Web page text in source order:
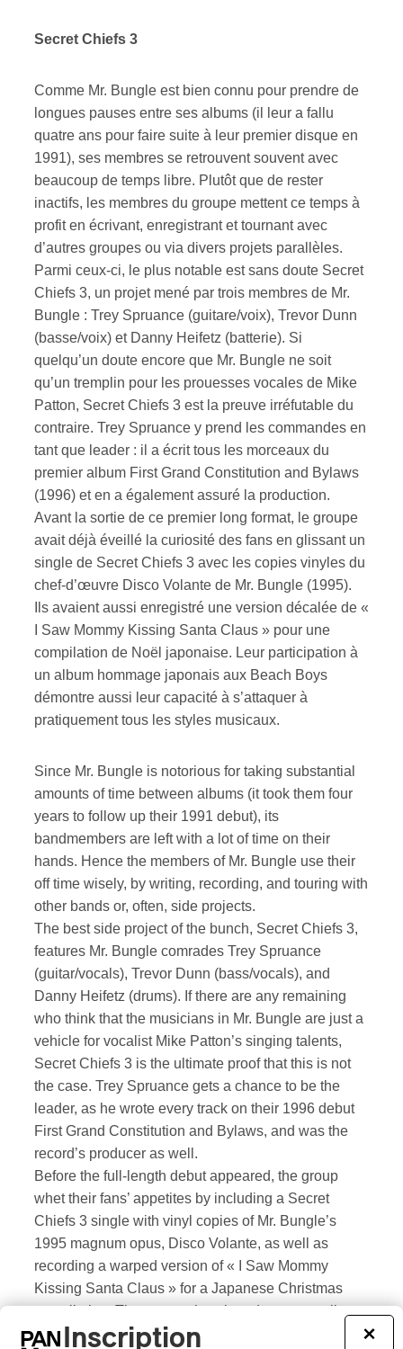
Secret Chiefs 3
Comme Mr. Bungle est bien connu pour prendre de
longues pauses entre ses albums (il leur a fallu
quatre ans pour faire suite à leur premier disque en
1991), ses membres se retrouvent souvent avec
beaucoup de temps libre. Plutôt que de rester
inactifs, les membres du groupe mettent ce temps à
profit en écrivant, enregistrant et tournant avec
d’autres groupes ou via divers projets parallèles.
Parmi ceux-ci, le plus notable est sans doute Secret
Chiefs 3, un projet mené par trois membres de Mr.
Bungle : Trey Spruance (guitare/voix), Trevor Dunn
(basse/voix) et Danny Heifetz (batterie). Si
quelqu’un doute encore que Mr. Bungle ne soit
qu’un tremplin pour les prouesses vocales de Mike
Patton, Secret Chiefs 3 est la preuve irréfutable du
contraire. Trey Spruance y prend les commandes en
tant que leader : il a écrit tous les morceaux du
premier album First Grand Constitution and Bylaws
(1996) et en a également assuré la production.
Avant la sortie de ce premier long format, le groupe
avait déjà éveillé la curiosité des fans en glissant un
single de Secret Chiefs 3 avec les copies vinyles du
chef-d’œuvre Disco Volante de Mr. Bungle (1995).
Ils avaient aussi enregistré une version décalée de «
I Saw Mommy Kissing Santa Claus » pour une
compilation de Noël japonaise. Leur participation à
un album hommage japonais aux Beach Boys
démontre aussi leur capacité à s’attaquer à
pratiquement tous les styles musicaux.
Since Mr. Bungle is notorious for taking substantial
amounts of time between albums (it took them four
years to follow up their 1991 debut), its
bandmembers are left with a lot of time on their
hands. Hence the members of Mr. Bungle use their
off time wisely, by writing, recording, and touring with
other bands or, often, side projects.
The best side project of the bunch, Secret Chiefs 3,
features Mr. Bungle comrades Trey Spruance
(guitar/vocals), Trevor Dunn (bass/vocals), and
Danny Heifetz (drums). If there are any remaining
who think that the musicians in Mr. Bungle are just a
vehicle for vocalist Mike Patton’s singing talents,
Secret Chiefs 3 is the ultimate proof that this is not
the case. Trey Spruance gets a chance to be the
leader, as he wrote every track on their 1996 debut
First Grand Constitution and Bylaws, and was the
record’s producer as well.
Before the full-length debut appeared, the group
whet their fans’ appetites by including a Secret
Chiefs 3 single with vinyl copies of Mr. Bungle’s
1995 magnum opus, Disco Volante, as well as
recording a warped version of « I Saw Mommy
Kissing Santa Claus » for a Japanese Christmas
compilation. They were also signed on to contribute
a Beach Boys track to a Japanese Beach Boys
×
Inscription